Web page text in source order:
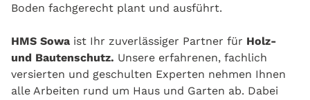
Boden fachgerecht plant und ausführt.
HMS Sowa ist Ihr zuverlässiger Partner für Holz-
und Bautenschutz. Unsere erfahrenen, fachlich
versierten und geschulten Experten nehmen Ihnen
alle Arbeiten rund um Haus und Garten ab. Dabei